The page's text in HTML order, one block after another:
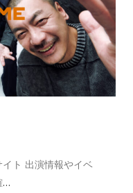
ト 出演情報やイベ
…